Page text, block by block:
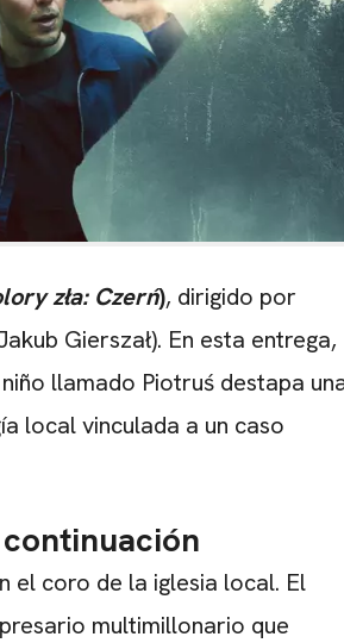
zła: Czerń), dirigido por
Gierszał). En esta entrega,
llamado Piotruś destapa
local vinculada a un caso
el coro de la iglesia local. El
multimillonario que